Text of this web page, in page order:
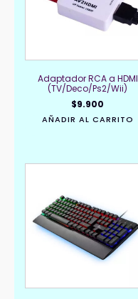
Adaptador RCA a HDMI
(TV/Deco/Ps2/Wii)
$9.900
AÑADIR AL CARRITO